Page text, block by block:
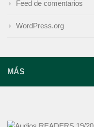
Feed de comentarios
WordPress.org
MÁS